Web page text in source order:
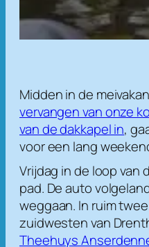
Midden in de
vervangen van onze
van de dakkapel in,
voor een lang
Vrijdag in de loop van
pad. De auto
weggaan. In ruim
zuidwesten van
Theehuys